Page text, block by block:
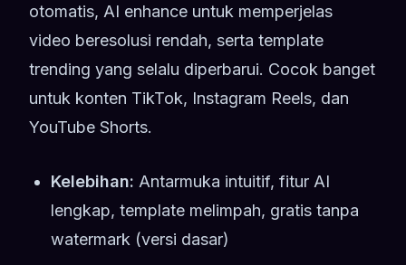
otomatis, AI enhance untuk memperjelas
video beresolusi rendah, serta template
trending yang selalu diperbarui. Cocok banget
untuk konten TikTok, Instagram Reels, dan
YouTube Shorts.
Kelebihan: Antarmuka intuitif, fitur AI
lengkap, template melimpah, gratis tanpa
watermark (versi dasar)